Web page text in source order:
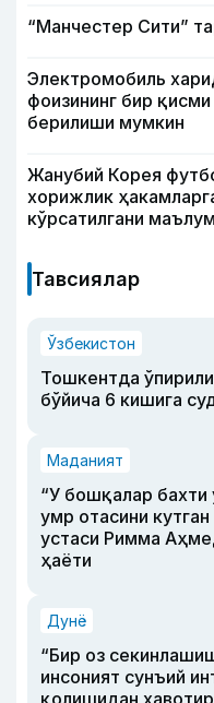
“Манчестер Сити”
Электромобиль
фоизининг бир
берилиши мумкин
Жанубий Корея
хорижлик
кўрсатилгани
Тавсиялар
Ўзбекистон
Тошкентда
бўйича 6 кишига
Маданият
“У бошқалар бахти
умр отасини
устаси Римма
ҳаёти
Дунё
“Бир оз
инсоният сунъий